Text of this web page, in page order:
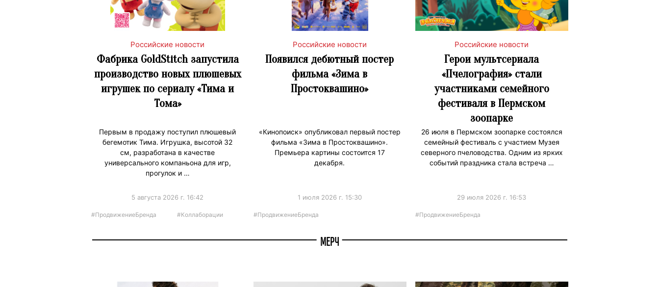
Российские новости
Фабрика GoldStitch запустила
производство новых плюшевых
игрушек по сериалу «Тима и
Тома»
Первым в продажу поступил плюшевый
бегемотик Тима. Игрушка, высотой 32
см, разработана в качестве
универсального компаньона для игр,
прогулок и …
5 августа 2026 г. 16:42
#ПродвижениеБренда #Коллаборации
Российские новости
Появился дебютный постер
фильма «Зима в
Простоквашино»
«Кинопоиск» опубликовал первый постер
фильма «Зима в Простоквашино».
Премьера картины состоится 17
декабря.
1 июля 2026 г. 15:30
#ПродвижениеБренда
Российские новости
Герои мультсериала
«Пчелография» стали
участниками семейного
фестиваля в Пермском
зоопарке
26 июля в Пермском зоопарке состоялся
семейный фестиваль с участием Музея
северного пчеловодства. Одним из ярких
событий праздника стала встреча …
29 июля 2026 г. 16:53
#ПродвижениеБренда
МЕРЧ